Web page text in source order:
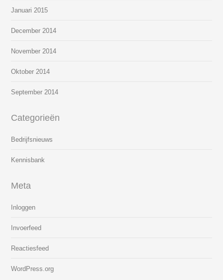
Januari 2015
December 2014
November 2014
Oktober 2014
September 2014
Categorieën
Bedrijfsnieuws
Kennisbank
Meta
Inloggen
Invoerfeed
Reactiesfeed
WordPress.org